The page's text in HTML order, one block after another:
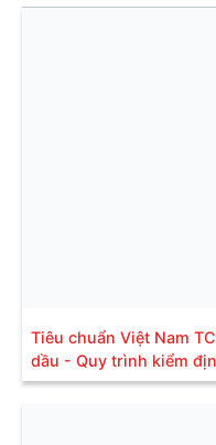
Tiêu chuẩn Việt Nam
dầu - Quy trình kiểm